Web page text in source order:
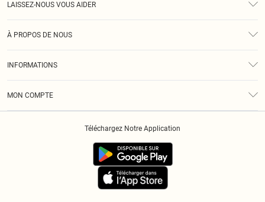
LAISSEZ-NOUS VOUS AIDER
À PROPOS DE NOUS
INFORMATIONS
MON COMPTE
Téléchargez Notre Application